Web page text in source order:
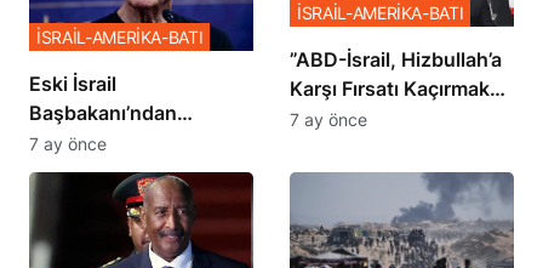
Eski İsrail
Başbakanı’ndan
Netanyahu’ya Ağır
Sözler
İSRAİL-AMERİKA-BATI
7 ay önce
​​​​​​​”ABD-İsrail, Hizbullah’a
Karşı Fırsatı Kaçırmak
İstemiyor”
İSRAİL-AMERİKA-BATI
7 ay önce